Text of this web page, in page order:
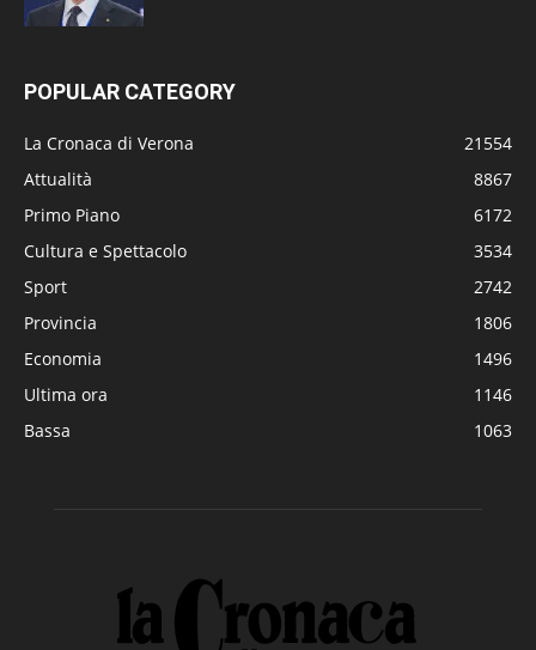
POPULAR CATEGORY
La Cronaca di Verona
21554
Attualità
8867
Primo Piano
6172
Cultura e Spettacolo
3534
Sport
2742
Provincia
1806
Economia
1496
Ultima ora
1146
Bassa
1063